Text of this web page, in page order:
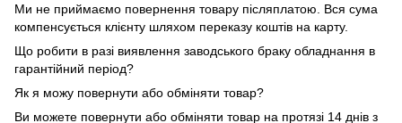
Ми не приймаємо повернення товару післяплатою. Вся сума
компенсується клієнту шляхом переказу коштів на карту.
Що робити в разі виявлення заводського браку обладнання в
гарантійний період?
Як я можу повернути або обміняти товар?
Ви можете повернути або обміняти товар на протязі 14 днів з